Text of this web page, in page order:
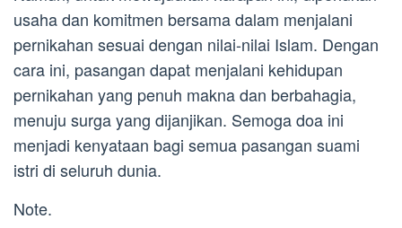
usaha dan komitmen bersama dalam menjalani
pernikahan sesuai dengan nilai-nilai Islam. Dengan
cara ini, pasangan dapat menjalani kehidupan
pernikahan yang penuh makna dan berbahagia,
menuju surga yang dijanjikan. Semoga doa ini
menjadi kenyataan bagi semua pasangan suami
istri di seluruh dunia.
Note.